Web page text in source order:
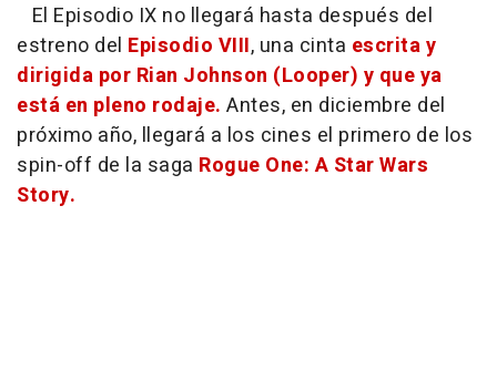
El Episodio IX no llegará hasta después del
estreno del Episodio VIII, una cinta escrita y
dirigida por Rian Johnson (Looper) y que ya
está en pleno rodaje. Antes, en diciembre del
próximo año, llegará a los cines el primero de los
spin-off de la saga Rogue One: A Star Wars
Story.